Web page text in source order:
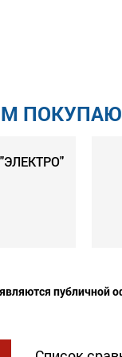
публичной